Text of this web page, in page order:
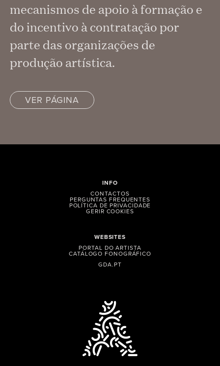
mecanismos de apoio à formação e
do incentivo à contratação por
parte das organizações de
produção artística.
VER PÁGINA
WEBSITES
PORTAL DO ARTISTA
CATÁLOGO FONOGRÁFICO
GDA.PT
INFO
CONTACTOS
PERGUNTAS FREQUENTES
POLÍTICA DE PRIVACIDADE
GERIR COOKIES